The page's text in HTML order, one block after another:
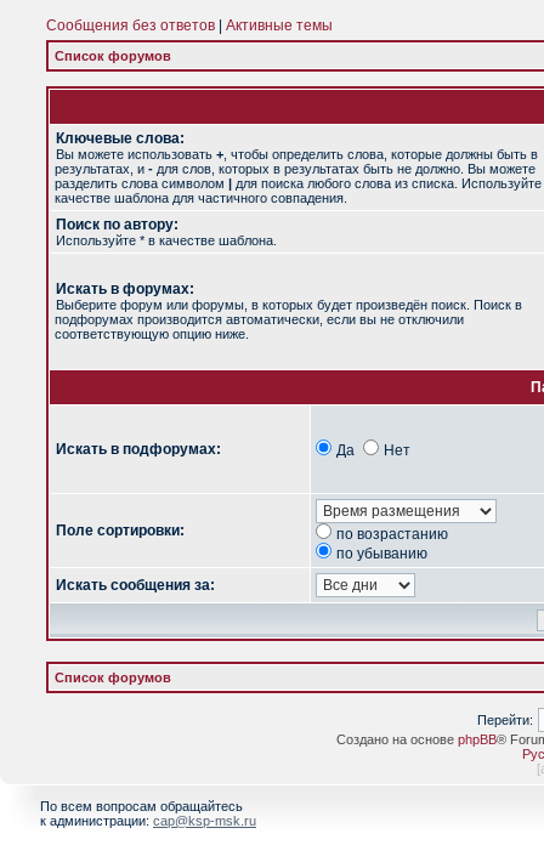
Сообщения без ответов Активные темы
Список форумов
Ключевые слова:
Вы можете использовать + , чтобы определить слова, которые должны быть в
результатах, и - для слов, которых в результатах быть не должно. Вы можете
разделить слова символом | для поиска любого слова из списка. Используйте
качестве шаблона для частичного совпадения.
Поиск по автору:
Используйте * в качестве шаблона.
Искать в форумах:
Выберите форум или форумы, в которых будет произведён поиск. Поиск в
подфорумах производится автоматически, если вы не отключили
соответствующую опцию ниже.
Искать в подфорумах: Да Нет
Поле сортировки:
по возрастанию
по убыванию
Искать сообщения за:
Список форумов
Перейти:
Создано на основе phpBB®
[
По всем вопросам обращайтесь
к администрации: cap@ksp-msk.ru